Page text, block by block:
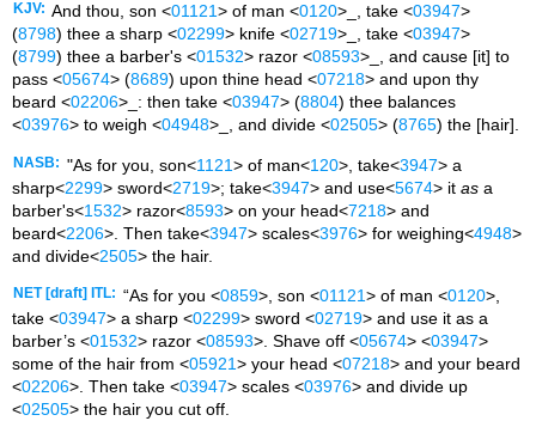
KJV: And thou, son <01121> of man <0120>_, take <03947>
(8798) thee a sharp <02299> knife <02719>_, take <03947>
(8799) thee a barber's <01532> razor <08593>_, and cause [it] to
pass <05674> (8689) upon thine head <07218> and upon thy
beard <02206>_: then take <03947> (8804) thee balances
<03976> to weigh <04948>_, and divide <02505> (8765) the [hair].
NASB: "As for you, son<1121> of man<120>, take<3947> a
sharp<2299> sword<2719>; take<3947> and use<5674> it as a
barber's<1532> razor<8593> on your head<7218> and
beard<2206>. Then take<3947> scales<3976> for weighing<4948>
and divide<2505> the hair.
NET [draft] ITL: “As for you <0859>, son <01121> of man <0120>,
take <03947> a sharp <02299> sword <02719> and use it as a
barber’s <01532> razor <08593>. Shave off <05674> <03947>
some of the hair from <05921> your head <07218> and your beard
<02206>. Then take <03947> scales <03976> and divide up
<02505> the hair you cut off.